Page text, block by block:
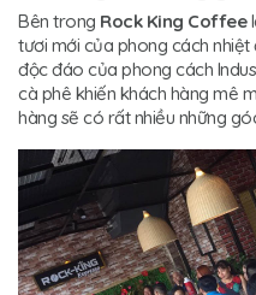
Bên trong Rock King Coffee
tươi mới của phong cách
độc đáo của phong cách
cà phê khiến khách hàng mê
hàng sẽ có rất nhiều những